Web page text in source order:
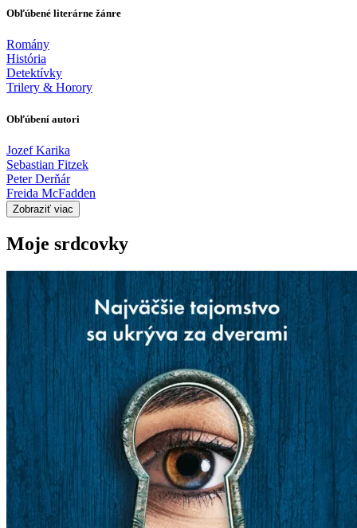
Obľúbené literárne žánre
Romány
História
Detektívky
Trilery & Horory
Obľúbení autori
Jozef Karika
Sebastian Fitzek
Peter Derňár
Freida McFadden
Zobraziť viac
Moje srdcovky